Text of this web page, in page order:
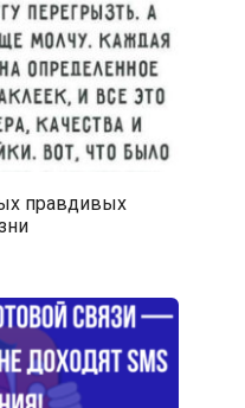
правдивых